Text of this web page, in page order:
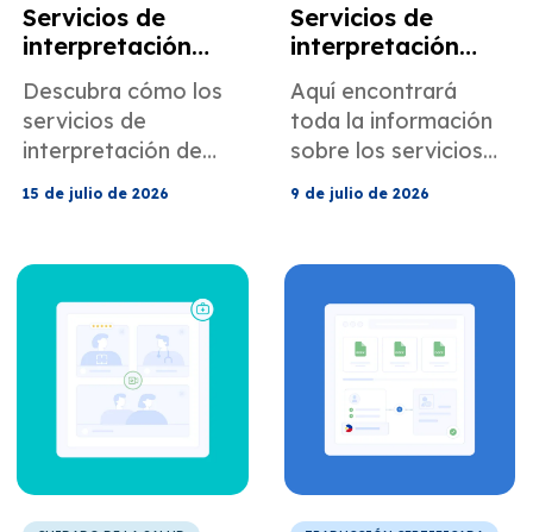
Servicios de
interpretación
conferencias,
eventos
corporativos y
reuniones
Descubra cómo los
servicios de
interpretación de
ayudarle en
eventos
corporativos y
reuniones
internacionales.
15 de julio de 2026
Servicios de
interpretación
judicial para
abogados y
equipos de
asistencia jurídica.
Aquí encontrará
toda la información
sobre los servicios
judicial presencial de
abogados y equipos
de apoyo legal.
9 de julio de 2026